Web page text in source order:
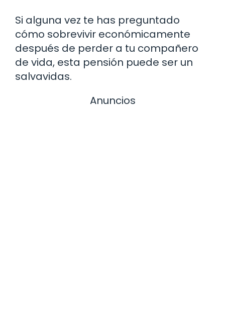
Si alguna vez te has preguntado
cómo sobrevivir económicamente
después de perder a tu compañero
de vida, esta pensión puede ser un
salvavidas.
Anuncios